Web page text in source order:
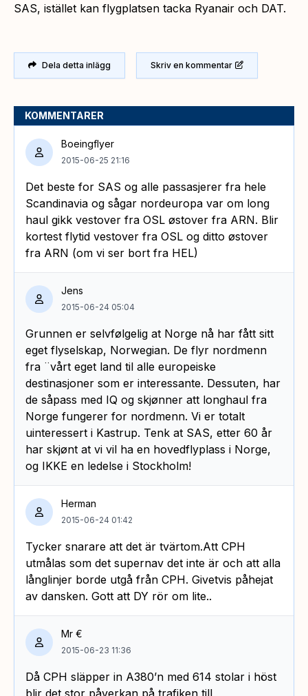
SAS, istället kan flygplatsen tacka Ryanair och DAT.
Dela detta inlägg Skriv en kommentar
KOMMENTARER
Boeingflyer
2015-06-25 21:16
Det beste for SAS og alle passasjerer fra hele
Scandinavia og sågar nordeuropa var om long
haul gikk vestover fra OSL østover fra ARN. Blir
kortest flytid vestover fra OSL og ditto østover
fra ARN (om vi ser bort fra HEL)
Jens
2015-06-24 05:04
Grunnen er selvfølgelig at Norge nå har fått sitt
eget flyselskap, Norwegian. De flyr nordmenn
fra ¨vårt eget land til alle europeiske
destinasjoner som er interessante. Dessuten, har
de såpass med IQ og skjønner att longhaul fra
Norge fungerer for nordmenn. Vi er totalt
uinteressert i Kastrup. Tenk at SAS, etter 60 år
har skjønt at vi vil ha en hovedflyplass i Norge,
og IKKE en ledelse i Stockholm!
Herman
2015-06-24 01:42
Tycker snarare att det är tvärtom.Att CPH
utmålas som det supernav det inte är och att alla
långlinjer borde utgå från CPH. Givetvis påhejat
av dansken. Gott att DY rör om lite..
Mr €
2015-06-23 11:36
Då CPH släpper in A380’n med 614 stolar i höst
blir det stor påverkan på trafiken till